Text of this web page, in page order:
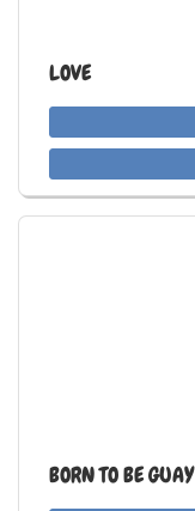
LOVE
BORN TO BE GUAY